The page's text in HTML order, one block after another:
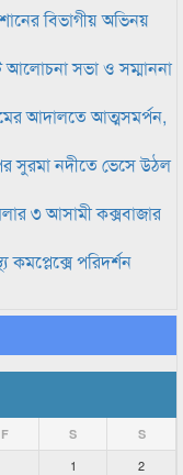
বিভাগীয় অভিনয়
আলোচনা সভা ও সম্মাননা
আদালতে আত্মসমর্পন,
সুরমা নদীতে ভেসে উঠল
৩ আসামী কক্সবাজার
কমপ্লেক্সে পরিদর্শন
F S S
1
2